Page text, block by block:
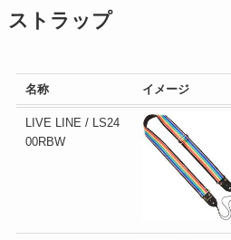
ストラップ
名称 イメージ
LIVE LINE / LS24
00RBW